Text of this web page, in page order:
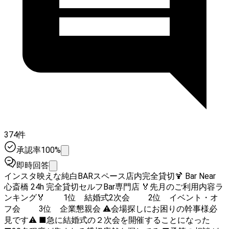
374件
承認率100%
即時回答
インスタ映えな純白BARスペース店内完全貸切🍹 Bar Near
心斎橋 24h 完全貸切セルフBar専門店 🏅先月のご利用内容ラ
ンキング🏅 1位 結婚式2次会 2位 イベント・オ
フ会 3位 企業懇親会 ⚠︎会場探しにお困りの幹事様必
見です⚠︎ ■急に結婚式の２次会を開催することになった